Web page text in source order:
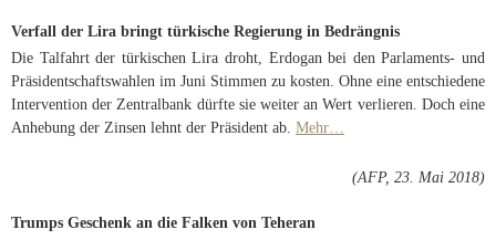
Verfall der Lira bringt türkische Regierung in Bedrängnis
Die Talfahrt der türkischen Lira droht, Erdogan bei den Parlaments- und
Präsidentschaftswahlen im Juni Stimmen zu kosten. Ohne eine entschiedene
Intervention der Zentralbank dürfte sie weiter an Wert verlieren. Doch eine
Anhebung der Zinsen lehnt der Präsident ab. Mehr…
(AFP, 23. Mai 2018)
Trumps Geschenk an die Falken von Teheran